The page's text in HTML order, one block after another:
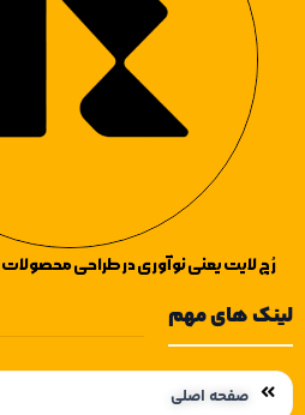
رُچ لایت یعنی نوآوری در طراحی
لینک های مهم
صفحه اصلی